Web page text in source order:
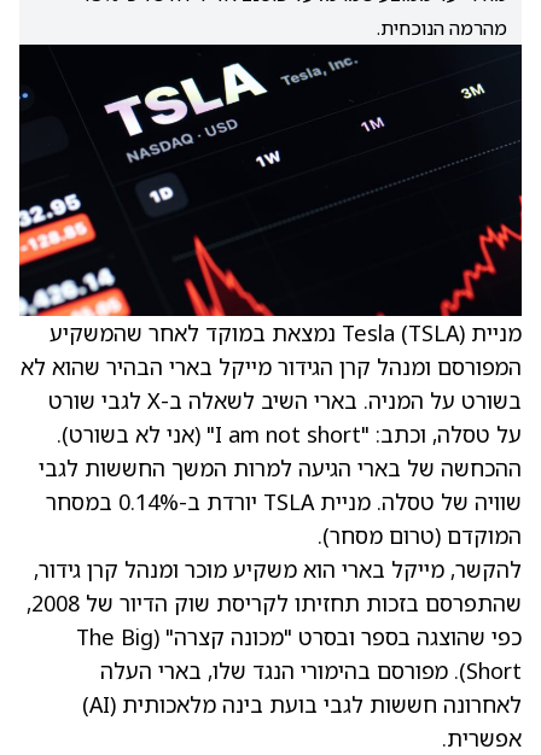
מהרמה הנוכחית.
מניית Tesla (TSLA)
נמצאת במוקד לאחר שהמשקיע
המפורסם ומנהל קרן הגידור מייקל בארי הבהיר שהוא לא
בשורט על המניה. בארי השיב לשאלה ב-X לגבי שורט
על טסלה, וכתב: "I am not short" (אני לא בשורט).
ההכחשה של בארי הגיעה למרות המשך החששות לגבי
שוויה של טסלה. מניית TSLA יורדת ב-0.14% במסחר
המוקדם (טרום מסחר).
להקשר, מייקל בארי הוא משקיע מוכר ומנהל קרן גידור,
שהתפרסם בזכות תחזיתו לקריסת שוק הדיור של 2008,
כפי שהוצגה בספר ובסרט "מכונה קצרה" (The Big
Short). מפורסם בהימורי הנגד שלו, בארי העלה
לאחרונה חששות לגבי בועת בינה מלאכותית (AI)
אפשרית.